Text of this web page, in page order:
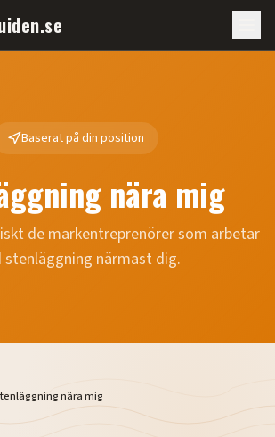
Baserat på din position
nära mig
de markentreprenörer som arbetar
stenläggning närmast dig.
nära mig